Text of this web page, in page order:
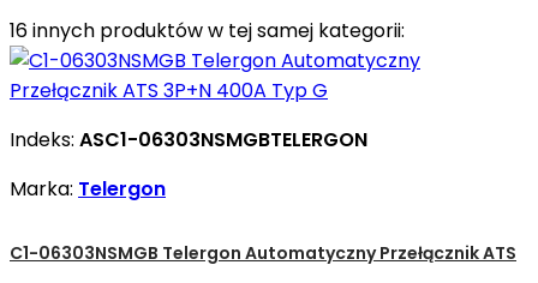
16 innych produktów w tej samej kategorii:
Indeks: ASC1-06303NSMGBTELERGON
Marka: Telergon
C1-06303NSMGB Telergon Automatyczny Przełącznik ATS